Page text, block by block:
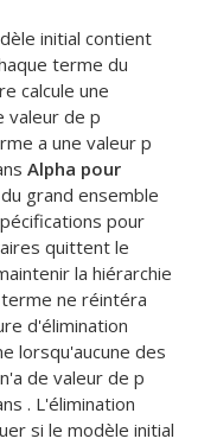
initial contient
terme du
calcule une
valeur de p
a une valeur p
Alpha pour
grand ensemble
pour
quittent le
la hiérarchie
ne réintéra
d'élimination
lorsqu'aucune des
de valeur de p
. L'élimination
si le modèle initial